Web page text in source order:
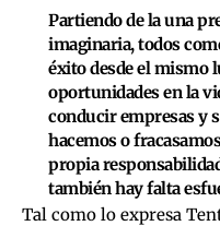
Partiendo de la una
imaginaria, todos
éxito desde el mismo
oportunidades en la
conducir empresas y
hacemos o
propia
también hay falta
Tal como lo expresa